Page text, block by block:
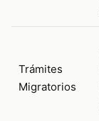
Trámites
Migratorios